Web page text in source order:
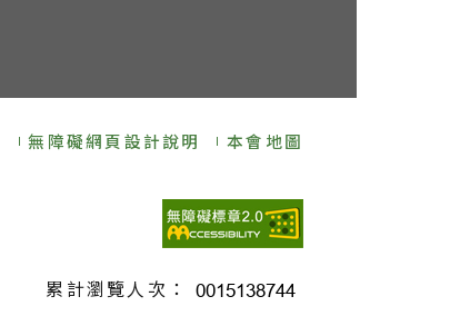
無障礙網頁設計說明 本會地圖
累計瀏覽人次：